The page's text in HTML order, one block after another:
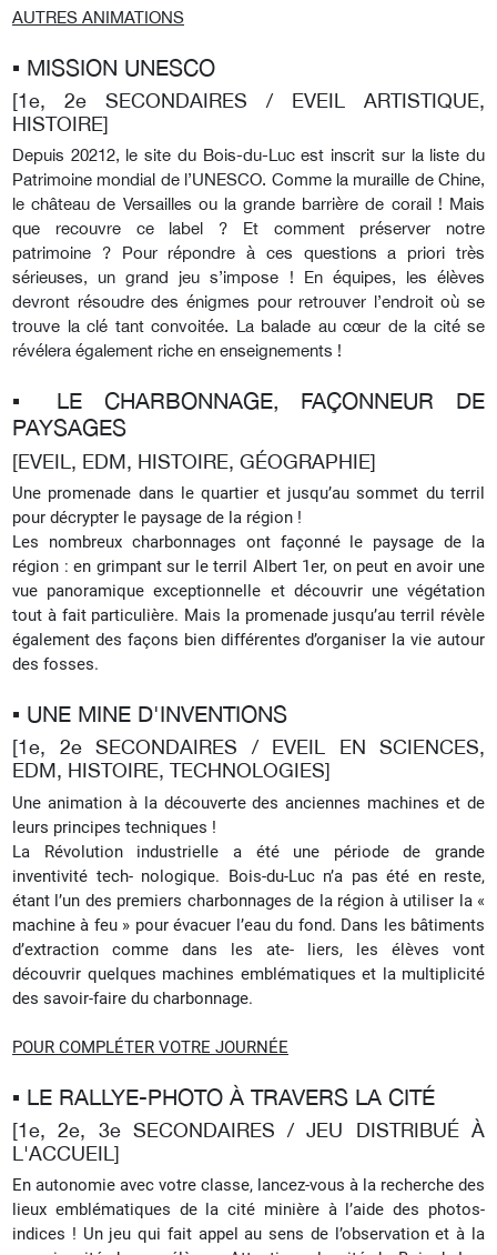
AUTRES ANIMATIONS
▪︎ MISSION UNESCO
[1e, 2e SECONDAIRES / EVEIL ARTISTIQUE,
HISTOIRE]
Depuis 20212, le site du Bois-du-Luc est inscrit sur la liste du
Patrimoine mondial de l’UNESCO. Comme la muraille de Chine,
le château de Versailles ou la grande barrière de corail ! Mais
que recouvre ce label ? Et comment préserver notre
patrimoine ? Pour répondre à ces questions a priori très
sérieuses, un grand jeu s’impose ! En équipes, les élèves
devront résoudre des énigmes pour retrouver l’endroit où se
trouve la clé tant convoitée. La balade au cœur de la cité se
révélera également riche en enseignements !
▪︎ LE CHARBONNAGE, FAÇONNEUR DE
PAYSAGES
[EVEIL, EDM, HISTOIRE, GÉOGRAPHIE]
Une promenade dans le quartier et jusqu’au sommet du terril
pour décrypter le paysage de la région !
Les nombreux charbonnages ont façonné le paysage de la
région : en grimpant sur le terril Albert 1er, on peut en avoir une
vue panoramique exceptionnelle et découvrir une végétation
tout à fait particulière. Mais la promenade jusqu’au terril révèle
également des façons bien différentes d’organiser la vie autour
des fosses.
▪︎ UNE MINE D'INVENTIONS
[1e, 2e SECONDAIRES / EVEIL EN SCIENCES,
EDM, HISTOIRE, TECHNOLOGIES]
Une animation à la découverte des anciennes machines et de
leurs principes techniques !
La Révolution industrielle a été une période de grande
inventivité tech- nologique. Bois-du-Luc n’a pas été en reste,
étant l’un des premiers charbonnages de la région à utiliser la «
machine à feu » pour évacuer l’eau du fond. Dans les bâtiments
d’extraction comme dans les ate- liers, les élèves vont
découvrir quelques machines emblématiques et la multiplicité
des savoir-faire du charbonnage.
POUR COMPLÉTER VOTRE JOURNÉE
▪︎ LE RALLYE-PHOTO À TRAVERS LA CITÉ
[1e, 2e, 3e SECONDAIRES / JEU DISTRIBUÉ À
L'ACCUEIL]
En autonomie avec votre classe, lancez-vous à la recherche des
lieux emblématiques de la cité minière à l’aide des photos-
indices ! Un jeu qui fait appel au sens de l’observation et à la